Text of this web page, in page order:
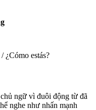
¿Cómo estás?
ngữ vì đuôi động từ đã
nghe như nhấn mạnh